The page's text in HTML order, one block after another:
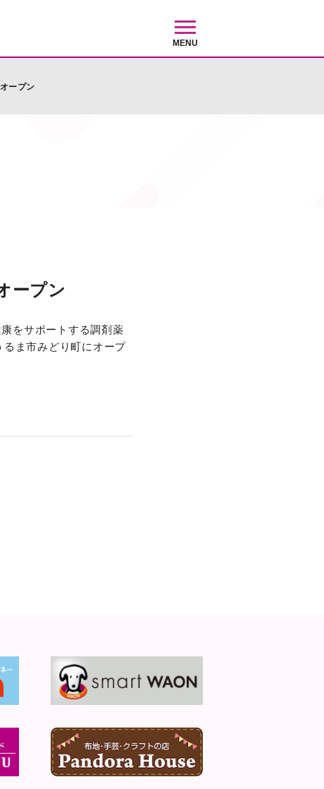
MENU
ープン
ープン
をサポートする調剤薬
ま市みどり町にオープ